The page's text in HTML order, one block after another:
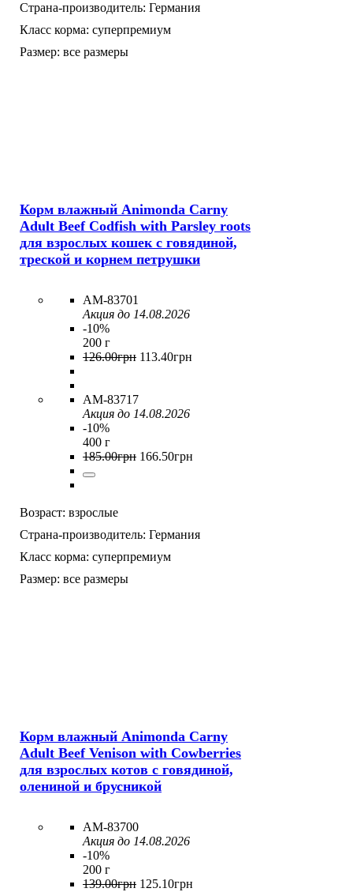
Страна-производитель: Германия
Класс корма: суперпремиум
Размер: все размеры
Корм влажный Animonda Carny
Adult Beef Codfish with Parsley roots
для взрослых кошек с говядиной,
треской и корнем петрушки
AM-83701
Акция до 14.08.2026
-10%
200 г
126.00грн 113.40грн
AM-83717
Акция до 14.08.2026
-10%
400 г
185.00грн 166.50грн
Возраст: взрослые
Страна-производитель: Германия
Класс корма: суперпремиум
Размер: все размеры
Корм влажный Animonda Carny
Adult Beef Venison with Cowberries
для взрослых котов с говядиной,
олениной и брусникой
AM-83700
Акция до 14.08.2026
-10%
200 г
139.00грн 125.10грн